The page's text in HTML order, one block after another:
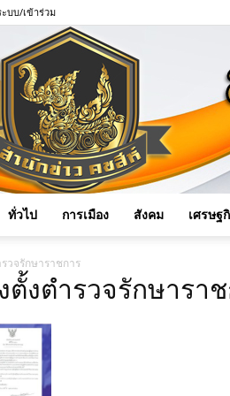
บบ/เข้าร่วม
ทั่วไป การเมือง สังคม เศรษฐ
วจรักษาราชการ
ตั้งตำรวจรักษารา